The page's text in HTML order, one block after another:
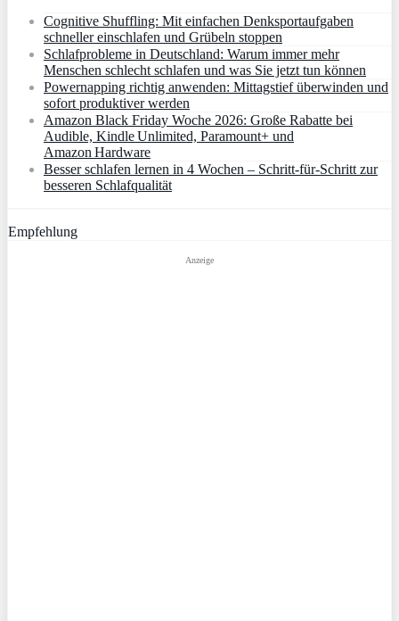
Cognitive Shuffling: Mit einfachen Denksportaufgaben
schneller einschlafen und Grübeln stoppen
Schlafprobleme in Deutschland: Warum immer mehr
Menschen schlecht schlafen und was Sie jetzt tun können
Powernapping richtig anwenden: Mittagstief überwinden und
sofort produktiver werden
Amazon Black Friday Woche 2026: Große Rabatte bei
Audible, Kindle Unlimited, Paramount+ und
Amazon Hardware
Besser schlafen lernen in 4 Wochen – Schritt‑für‑Schritt zur
besseren Schlafqualität
Empfehlung
Anzeige